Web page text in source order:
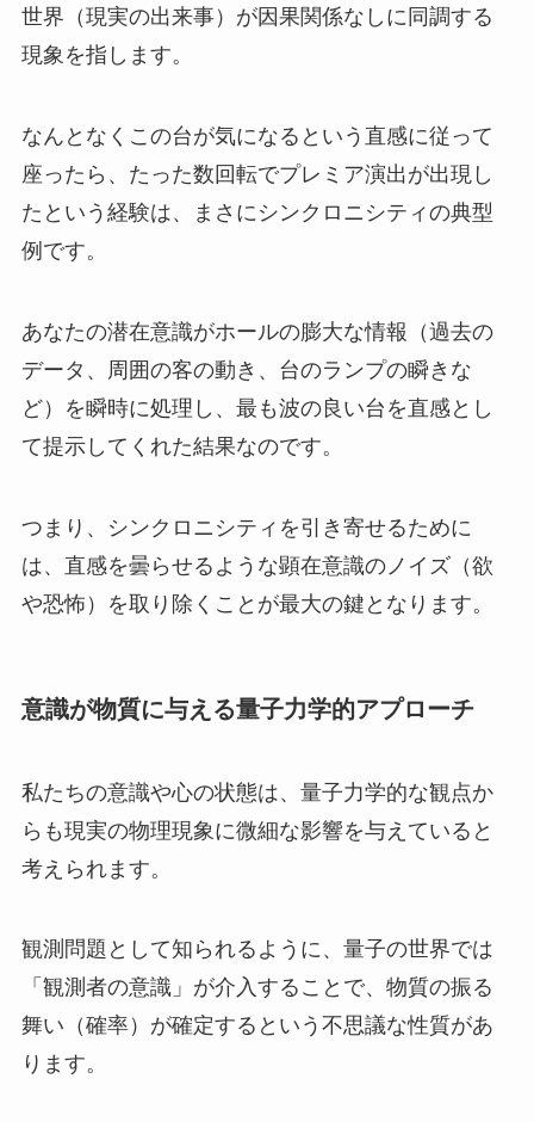
世界（現実の出来事）が因果関係なしに同調する
現象を指します。
なんとなくこの台が気になるという直感に従って
座ったら、たった数回転でプレミア演出が出現し
たという経験は、まさにシンクロニシティの典型
例です。
あなたの潜在意識がホールの膨大な情報（過去の
データ、周囲の客の動き、台のランプの瞬きな
ど）を瞬時に処理し、最も波の良い台を直感とし
て提示してくれた結果なのです。
つまり、シンクロニシティを引き寄せるために
は、直感を曇らせるような顕在意識のノイズ（欲
や恐怖）を取り除くことが最大の鍵となります。
意識が物質に与える量子力学的アプローチ
私たちの意識や心の状態は、量子力学的な観点か
らも現実の物理現象に微細な影響を与えていると
考えられます。
観測問題として知られるように、量子の世界では
「観測者の意識」が介入することで、物質の振る
舞い（確率）が確定するという不思議な性質があ
ります。